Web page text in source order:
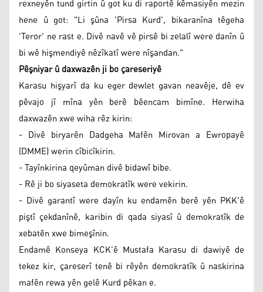
rexneyên tund girtin û got ku di raportê kêmasiyên mezin
hene û got: "Li şûna 'Pirsa Kurd', bikaranîna têgeha
'Teror' ne rast e. Divê navê vê pirsê bi zelalî were danîn û
bi wê hişmendiyê nêzîkatî were nîşandan."
Pêşniyar û daxwazên ji bo çareseriyê
Karasu hişyarî da ku eger dewlet gavan neavêje, dê ev
pêvajo jî mîna yên berê bêencam bimîne. Herwiha
daxwazên xwe wiha rêz kirin:
- Divê biryarên Dadgeha Mafên Mirovan a Ewropayê
(DMME) werin cîbicîkirin.
- Tayînkirina qeyûman divê bidawî bibe.
- Rê ji bo siyaseta demokratîk were vekirin.
- Divê garantî were dayîn ku endamên berê yên PKK'ê
piştî çekdanînê, karibin di qada siyasî û demokratîk de
xebatên xwe bimeşînin.
Endamê Konseya KCK'ê Mustafa Karasu di dawiyê de
tekez kir, çareserî tenê bi rêyên demokratîk û naskirina
mafên rewa yên gelê Kurd pêkan e.